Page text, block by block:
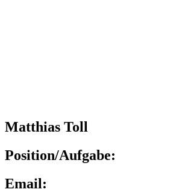
Matthias Toll
Position/Aufgabe:
Email: